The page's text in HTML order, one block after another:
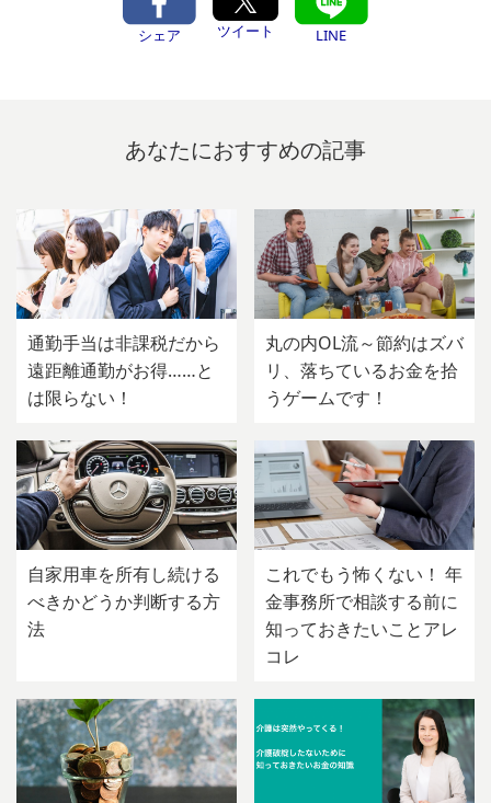
シェア ツイート LINE
あなたにおすすめの記事
通勤手当は非課税だから
遠距離通勤がお得……と
は限らない！
丸の内OL流～節約はズバ
リ、落ちているお金を拾
うゲームです！
自家用車を所有し続ける
べきかどうか判断する方
法
これでもう怖くない！ 年
金事務所で相談する前に
知っておきたいことアレ
コレ